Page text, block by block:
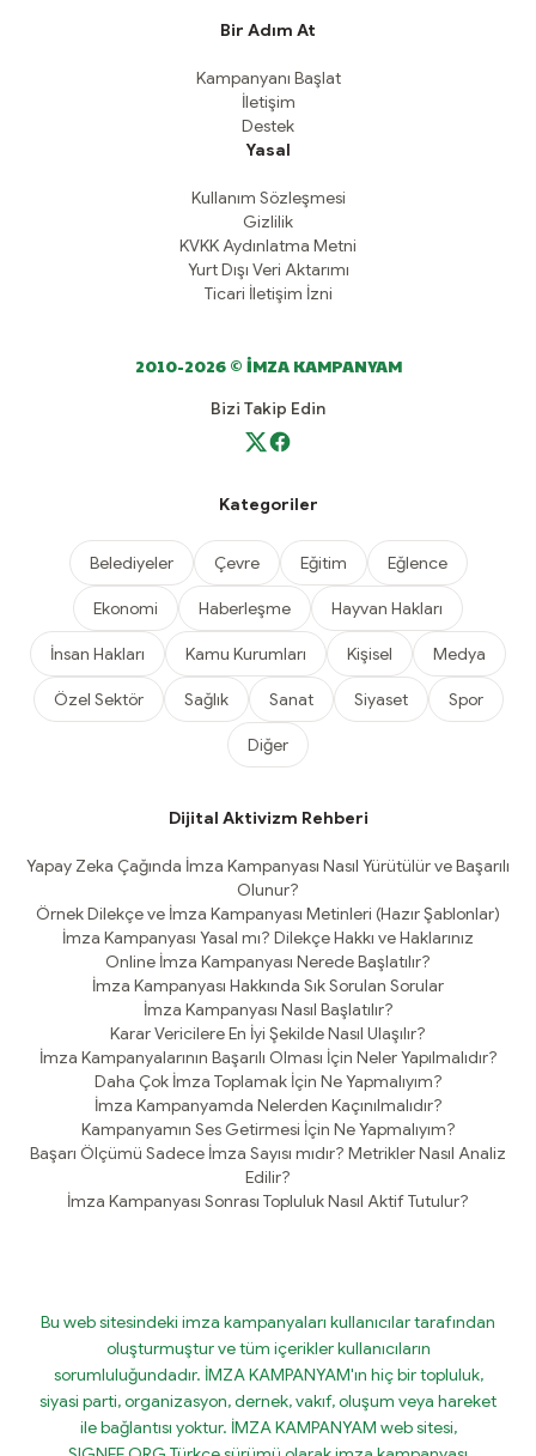
Bir Adım At
Kampanyanı Başlat
İletişim
Destek
Yasal
Kullanım Sözleşmesi
Gizlilik
KVKK Aydınlatma Metni
Yurt Dışı Veri Aktarımı
Ticari İletişim İzni
2010-2026 © İMZA KAMPANYAM
Bizi Takip Edin
Kategoriler
Belediyeler Çevre Eğitim Eğlence
Ekonomi Haberleşme Hayvan Hakları
İnsan Hakları Kamu Kurumları Kişisel Medya
Özel Sektör Sağlık Sanat Siyaset Spor
Diğer
Dijital Aktivizm Rehberi
Yapay Zeka Çağında İmza Kampanyası Nasıl Yürütülür ve Başarılı
Olunur?
Örnek Dilekçe ve İmza Kampanyası Metinleri (Hazır Şablonlar)
İmza Kampanyası Yasal mı? Dilekçe Hakkı ve Haklarınız
Online İmza Kampanyası Nerede Başlatılır?
İmza Kampanyası Hakkında Sık Sorulan Sorular
İmza Kampanyası Nasıl Başlatılır?
Karar Vericilere En İyi Şekilde Nasıl Ulaşılır?
İmza Kampanyalarının Başarılı Olması İçin Neler Yapılmalıdır?
Daha Çok İmza Toplamak İçin Ne Yapmalıyım?
İmza Kampanyamda Nelerden Kaçınılmalıdır?
Kampanyamın Ses Getirmesi İçin Ne Yapmalıyım?
Başarı Ölçümü Sadece İmza Sayısı mıdır? Metrikler Nasıl Analiz
Edilir?
İmza Kampanyası Sonrası Topluluk Nasıl Aktif Tutulur?
Bu web sitesindeki imza kampanyaları kullanıcılar tarafından
oluşturmuştur ve tüm içerikler kullanıcıların
sorumluluğundadır. İMZA KAMPANYAM'ın hiç bir topluluk,
siyasi parti, organizasyon, dernek, vakıf, oluşum veya hareket
ile bağlantısı yoktur. İMZA KAMPANYAM web sitesi,